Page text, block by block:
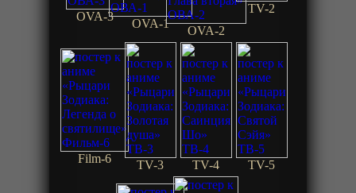
OVA-3
OVA-1
OVA-2
TV-2
Film-6 TV-3 TV-4 TV-5